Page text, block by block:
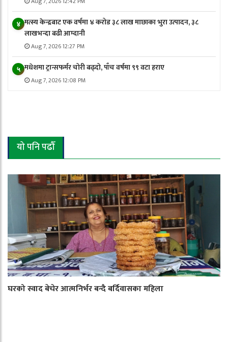
४ मत्स्य केन्द्रबाट एक वर्षमा ४ करोड ३८ लाख माछाका भुरा उत्पादन, ३८
लाखभन्दा बढी आम्दानी
Aug 7, 2026 12:27 PM
५ मधेशमा ट्रान्सफर्मर चोरी बढ्दो, पाँच वर्षमा ९९ वटा हराए
Aug 7, 2026 12:08 PM
यो पनि पढौँ
घरको स्वाद बेचेर आत्मनिर्भर बन्दै बर्दिवासका महिला